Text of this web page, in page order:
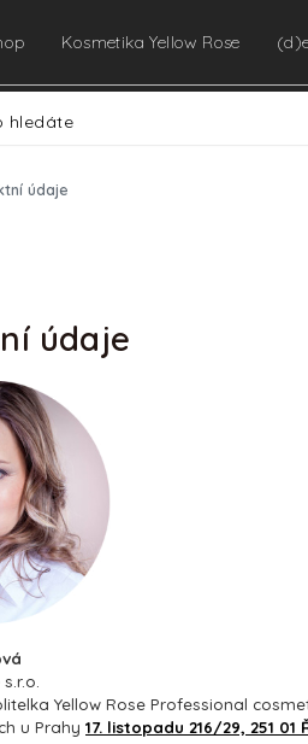
Kosmetika Yellow Rose
údaje
údaje
Yellow Rose Professional
u Prahy 17. listopadu 216/29, 251 01